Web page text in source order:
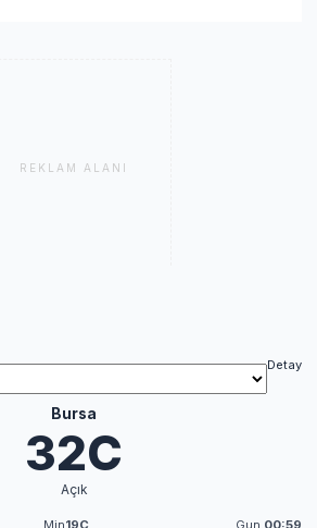
REKLAM ALANI
Detay
Bursa
32C
Açık